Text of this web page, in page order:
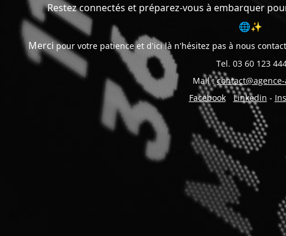
Restez connectés et préparez-vous à embarquer
🌐✨
Mercipour votre patience et d'ici là n'hésitez pas à nous
Tel. 03 60 123
Mail :
Facebook-Linkedin -